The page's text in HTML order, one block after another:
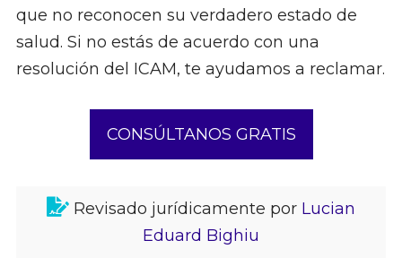
que no reconocen su verdadero estado de
salud. Si no estás de acuerdo con una
resolución del ICAM, te ayudamos a reclamar.
CONSÚLTANOS GRATIS
Revisado jurídicamente por Lucian
Eduard Bighiu